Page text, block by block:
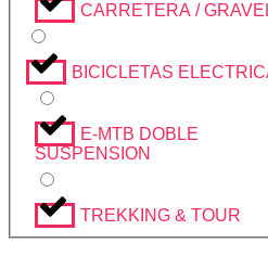
CARRETERA /
BICICLETAS
E-MTB DOBLE
SUSPENSION
TREKKING & TOUR